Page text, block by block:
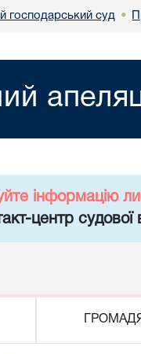
господарський суд •
інформацію
центр